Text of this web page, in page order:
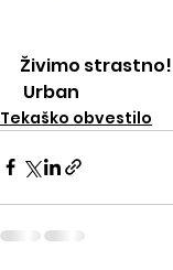
Živimo strastno!
Urban
Tekaško obvestilo